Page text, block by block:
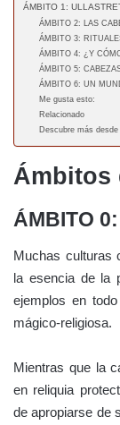
ÁMBITO 1:
ÁMBITO 2: LAS
ÁMBITO 3:
ÁMBITO 4: ¿Y
ÁMBITO 5:
ÁMBITO 6: UN
Me gusta esto:
Relacionado
Descubre más
Ámbitos
ÁMBITO
Muchas culturas
la esencia de la
ejemplos en
mágico-religiosa.
Mientras que la
en reliquia
de apropiarse de